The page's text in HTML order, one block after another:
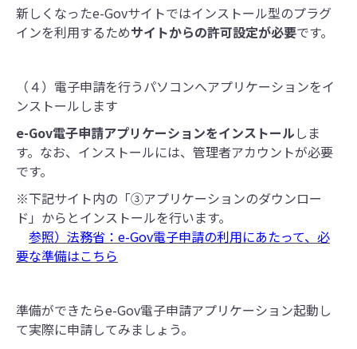
新しくなったe-Govサイトではインストール型のプラグ
インを利用するためサイトからの許可設定が必要です。
（４）電子申請を行うパソコンへアプリケーションをイ
ンストールします
e-Gov電子申請アプリケーションをインストール しま
す。なお、インストールには、管理者アカウントが必要
です。
※下記サイト内の「③アプリケーションのダウンロー
ド」からとインストールを行います。
参照）法務省： e-Gov電子申請の利用にあたって、必
要な準備はこちら
準備ができたらe-Gov電子申請アプリケーション起動し
て実際に申請してみましょう。